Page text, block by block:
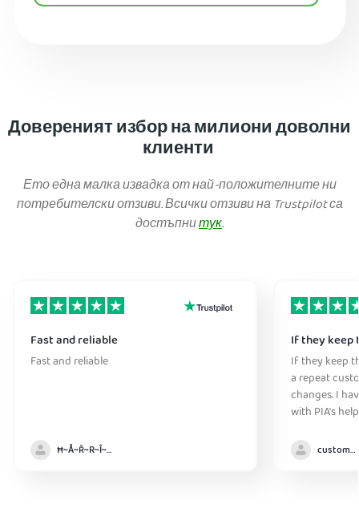
Довереният избор на милиони доволни
клиенти
Ето една малка извадка от най-положителните ни
потребителски отзиви. Всички отзиви на Trustpilot са
достъпнитук.
Fast and reliable
Fast and reliable
Ħ~Å~Ř~R~Î~ẞ👻
If they keep
If they keep
a repeat
changes. I
with PIA's
customer